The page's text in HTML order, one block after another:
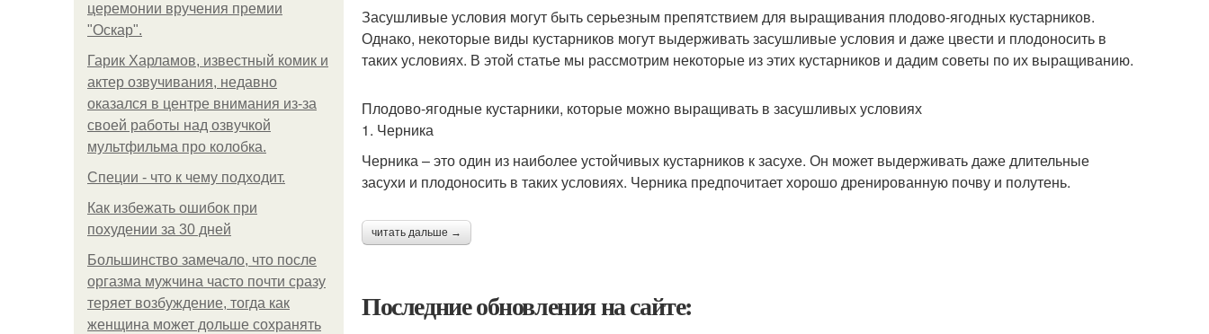
церемонии вручения премии
"Оскар".
Гарик Харламов, известный комик и
актер озвучивания, недавно
оказался в центре внимания из-за
своей работы над озвучкой
мультфильма про колобка.
Специи - что к чему подходит.
Как избежать ошибок при
похудении за 30 дней
Большинство замечало, что после
оргазма мужчина часто почти сразу
теряет возбуждение, тогда как
женщина может дольше сохранять
Засушливые условия могут быть серьезным препятствием для выращивания плодово-ягодных кустарников.
Однако, некоторые виды кустарников могут выдерживать засушливые условия и даже цвести и плодоносить в
таких условиях. В этой статье мы рассмотрим некоторые из этих кустарников и дадим советы по их выращиванию.
Плодово-ягодные кустарники, которые можно выращивать в засушливых условиях
1. Черника
Черника – это один из наиболее устойчивых кустарников к засухе. Он может выдерживать даже длительные
засухи и плодоносить в таких условиях. Черника предпочитает хорошо дренированную почву и полутень.
читать дальше →
Последние обновления на сайте: